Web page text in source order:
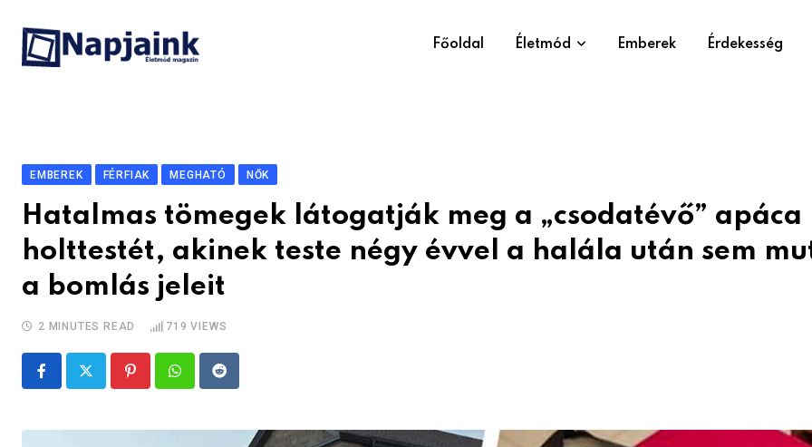
content
Főoldal Életmód Emberek Érdekesség
EMBEREK FÉRFIAK MEGHATÓ NŐK
Hatalmas tömegek látogatják meg a „csodatévő” apáca
holttestét, akinek teste négy évvel a halála után sem
a bomlás jeleit
2 MINUTES READ 719 VIEWS
PinterestWhatsappReddit